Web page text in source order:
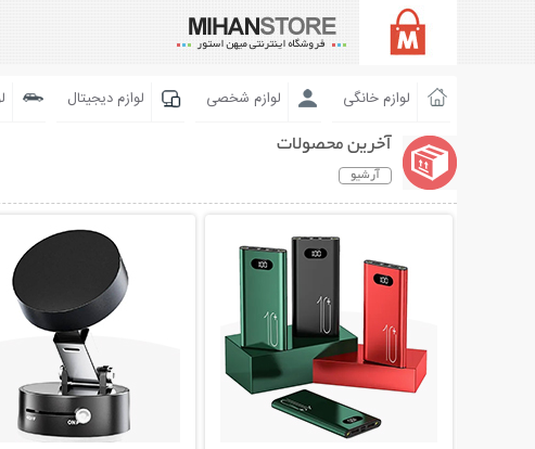
لوازم خانگی لوازم شخصی لوازم دیجیتال
آخرین محصولات
آرشیو